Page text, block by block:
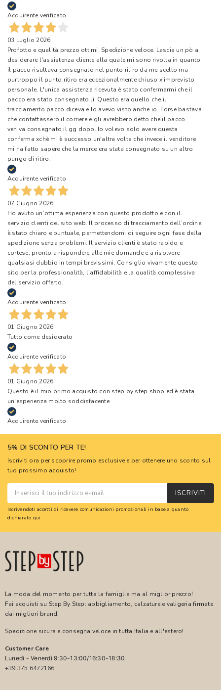
Acquirente verificato
03 Luglio 2026
Profotto e qualità prezzo ottimi. Spedizione veloce. Lascia un pò a
desiderare l'assistenza cliente alla quale mi sono rivolta in quanto
il pacco risultava consegnato nel punto ritiro da me scelto ma
purtroppo il punto ritiro era eccezionalmente chiuso x imprevisto
personale. L'unica assistenza ricevuta è stato confermarmi che il
pacco era stato consegnato lì. Questo era quello che il
tracciamento pacco diceva e lo avevo visto anche io. Forse bastava
che contattassero il corriere e gli avrebbero detto che il pacco
veniva consegnato il gg dopo. Io volevo solo avere questa
conferma xchè mi è successo un'altra volta che invece il venditore
mi ha fatto sapere che la merce era stata consegnato su un altro
pungo di ritiro.
Acquirente verificato
07 Giugno 2026
Ho avuto un’ottima esperienza con questo prodotto e con il
servizio clienti del sito web. Il processo di tracciamento dell’ordine
è stato chiaro e puntuale, permettendomi di seguire ogni fase della
spedizione senza problemi. Il servizio clienti è stato rapido e
cortese, pronto a rispondere alle mie domande e a risolvere
qualsiasi dubbio in tempi brevissimi. Consiglio vivamente questo
sito per la professionalità, l’affidabilità e la qualità complessiva
del servizio offerto.
Acquirente verificato
01 Giugno 2026
Tutto come desiderato
Acquirente verificato
01 Giugno 2026
Questo è il mio primo acquisto con step by step shop ed è stata
un'esperienza molto soddisfacente
Acquirente verificato
5% DI SCONTO PER TE!
Iscriviti ora per scoprire promo esclusive e per ottenere uno sconto sul
tuo prossimo acquisto!
ISCRIVITI
Iscrivendoti accetti di ricevere comunicazioni promozionali in base a quanto
dichiarato qui.
La moda del momento per tutta la famiglia ma al miglior prezzo!
Fai acquisti su Step By Step: abbigliamento, calzature e valigeria firmate
dai migliori brand.
Spedizione sicura e consegna veloce in tutta Italia e all'estero!
Customer Care
Lunedì - Venerdì 9:30-13:00/16:30-18:30
+39 375 6472166